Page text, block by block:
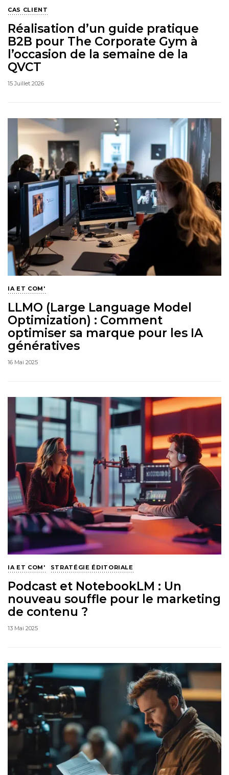
CAS CLIENT
Réalisation d’un guide pratique
B2B pour The Corporate Gym à
l’occasion de la semaine de la
QVCT
15 Juillet 2026
IA ET COM'
LLMO (Large Language Model
Optimization) : Comment
optimiser sa marque pour les IA
génératives
16 Mai 2025
IA ET COM' STRATÉGIE ÉDITORIALE
Podcast et NotebookLM : Un
nouveau souffle pour le marketing
de contenu ?
13 Mai 2025